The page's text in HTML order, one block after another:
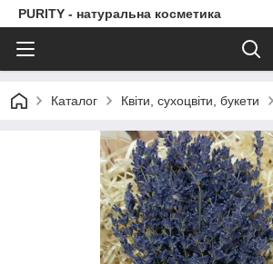
PURITY - натуральна косметика
Каталог Квіти, сухоцвіти, букети